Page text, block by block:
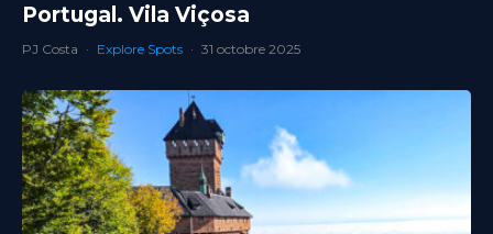
Portugal. Vila Viçosa
PJ Costa · Explore Spots · 31 octobre 2025